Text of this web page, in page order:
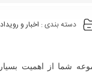
دسته بندی : اخبار و
شما از اهمیت بسیار